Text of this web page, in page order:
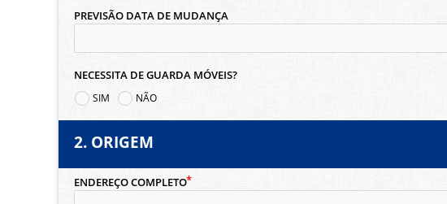
PREVISÃO DATA DE MUDANÇA
NECESSITA DE GUARDA MÓVEIS?
SIM
NÃO
2. ORIGEM
ENDEREÇO COMPLETO